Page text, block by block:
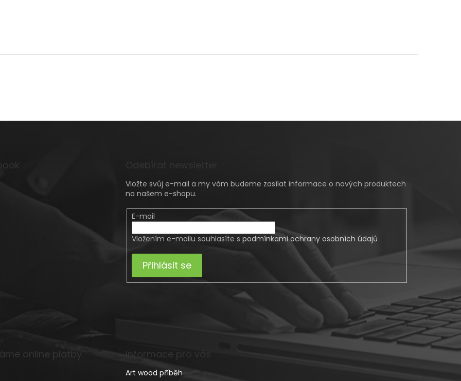
Vložte svůj e-mail a my vám budeme zasílat informace o nových produktech
na našem e-shopu.
E-mail
Vložením e-mailu souhlasíte s podmínkami ochrany osobních údajů
Přihlásit se
online platby Informace pro vás
Art wood příběh